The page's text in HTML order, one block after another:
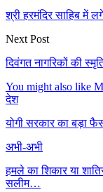
श्री हरमंदिर साहिब में
Next Post
दिवंगत नागरिकों की
You might also like
देश
योगी सरकार का बड़ा
अभी-अभी
हमले का शिकार या
सलीम…